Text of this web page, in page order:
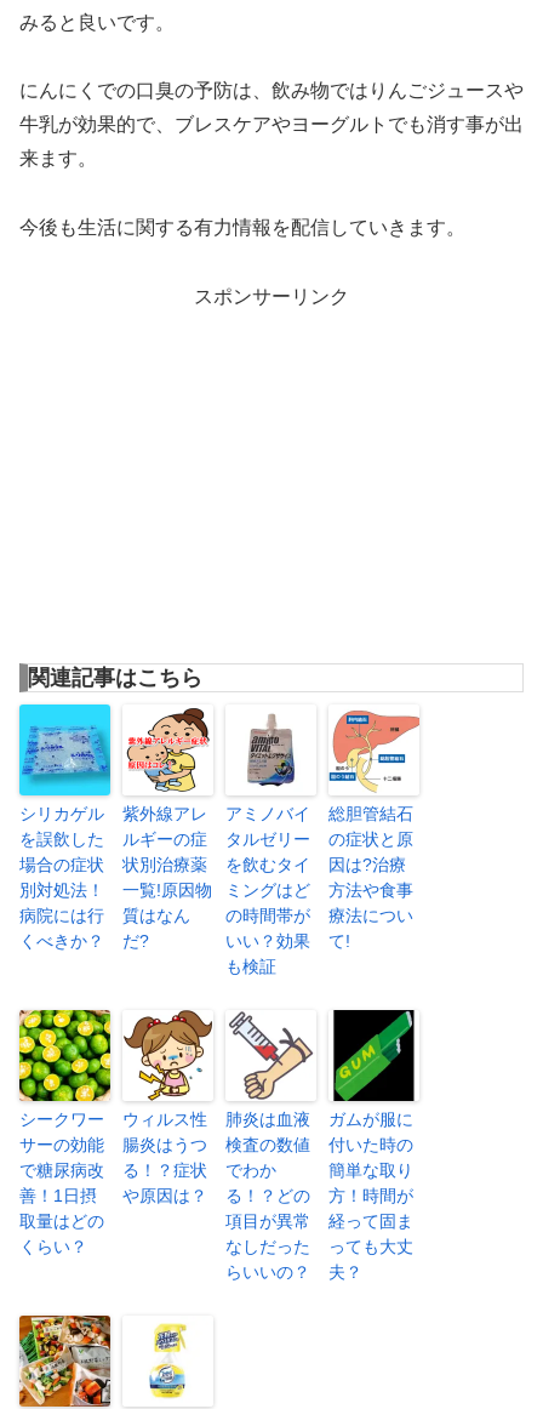
みると良いです。
にんにくでの口臭の予防は、飲み物ではりんごジュースや
牛乳が効果的で、ブレスケアやヨーグルトでも消す事が出
来ます。
今後も生活に関する有力情報を配信していきます。
スポンサーリンク
関連記事はこちら
シリカゲル
を誤飲した
場合の症状
別対処法！
病院には行
くべきか？
紫外線アレ
ルギーの症
状別治療薬
一覧!原因物
質はなん
だ?
アミノバイ
タルゼリー
を飲むタイ
ミングはど
の時間帯が
いい？効果
も検証
総胆管結石
の症状と原
因は?治療
方法や食事
療法につい
て!
シークワー
サーの効能
で糖尿病改
善！1日摂
取量はどの
くらい？
ウィルス性
腸炎はうつ
る！？症状
や原因は？
肺炎は血液
検査の数値
でわか
る！？どの
項目が異常
なしだった
らいいの？
ガムが服に
付いた時の
簡単な取り
方！時間が
経って固ま
っても大丈
夫？